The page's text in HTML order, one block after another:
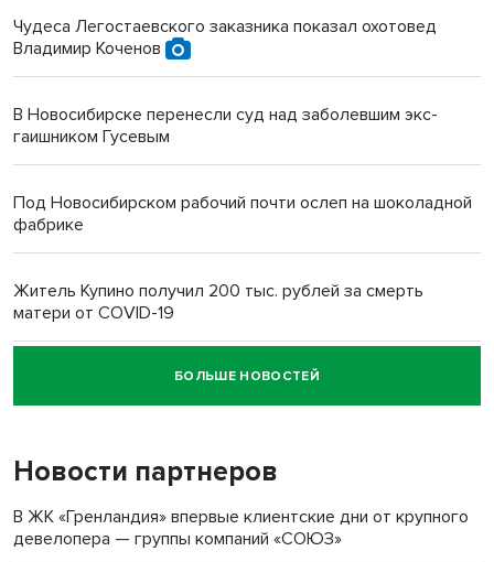
Чудеса Легостаевского заказника показал охотовед
Владимир Коченов
В Новосибирске перенесли суд над заболевшим экс-
гаишником Гусевым
Под Новосибирском рабочий почти ослеп на шоколадной
фабрике
Житель Купино получил 200 тыс. рублей за смерть
матери от COVID-19
Новосибирский суд наказал водителя за смерть
пенсионерки на вокзале
БОЛЬШЕ НОВОСТЕЙ
Новости партнеров
В ЖК «Гренландия» впервые клиентские дни от крупного
девелопера — группы компаний «СОЮЗ»